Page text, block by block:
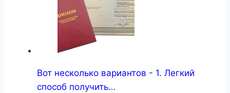
Вот несколько вариантов - 1. Легкий
способ получить…